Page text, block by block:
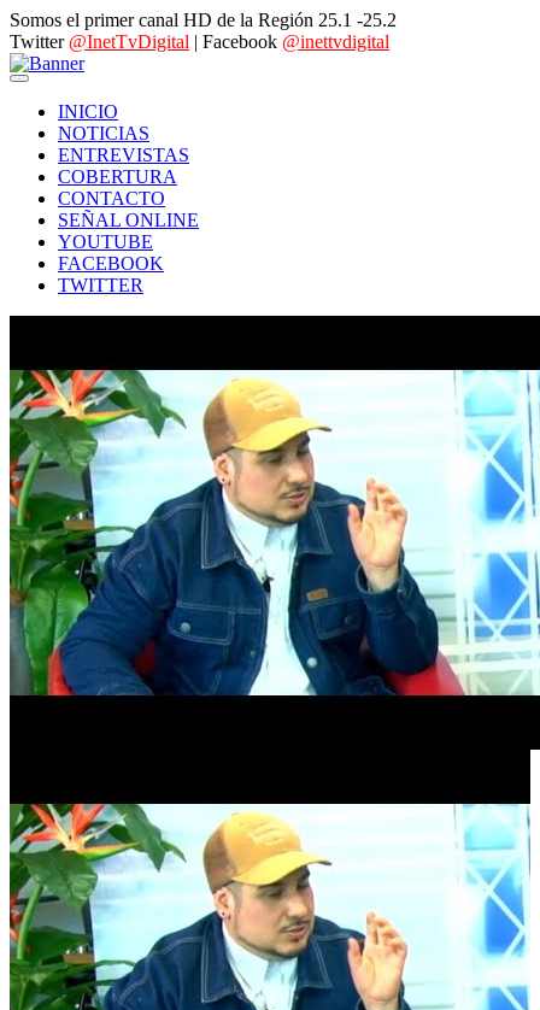
Somos el primer canal HD de la Región 25.1 -25.2
Twitter @InetTvDigital | Facebook @inettvdigital
INICIO
NOTICIAS
ENTREVISTAS
COBERTURA
CONTACTO
SEÑAL ONLINE
YOUTUBE
FACEBOOK
TWITTER